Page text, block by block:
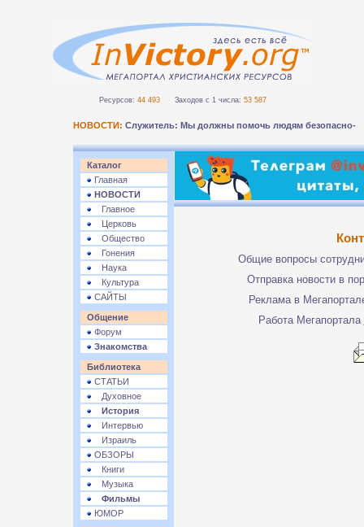
Ресурсов: 44 493 Заходов с 1 числа: 53 587
НОВОСТИ: Служитель: Мы должны помочь людям безопасно
Каталог
Главная
НОВОСТИ
Главное
Церковь
Общество
Гонения
Наука
Культура
САЙТЫ
Общение
Форум
Знакомства
Библиотека
СТАТЬИ
Духовное
История
Интервью
Израиль
ОБЗОРЫ
Книги
Музыка
Фильмы
ЮМОР
Общие вопросы
Отправка новости в
Реклама в
Работа Мегапортала